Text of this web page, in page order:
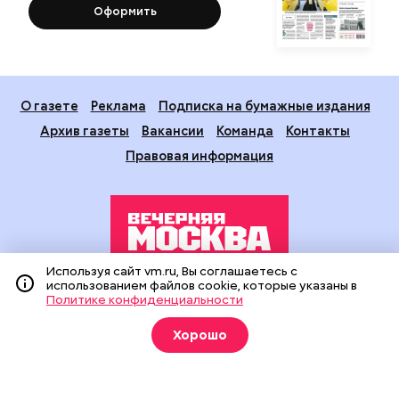
Оформить
О газете Реклама
Подписка на бумажные издания
Архив газеты
Вакансии Команда
Контакты
Правовая информация
Издание создано при финансовой поддержке Департамента
средств массовой информации и рекламы города Москвы.
На сайте применяются рекомендательные технологии
(информационные технологии предоставления информации
на основе сбора, систематизации и анализа сведений,
Используя сайт vm.ru, Вы соглашаетесь с
использованием файлов cookie, которые указаны в
Политике конфиденциальности
Хорошо